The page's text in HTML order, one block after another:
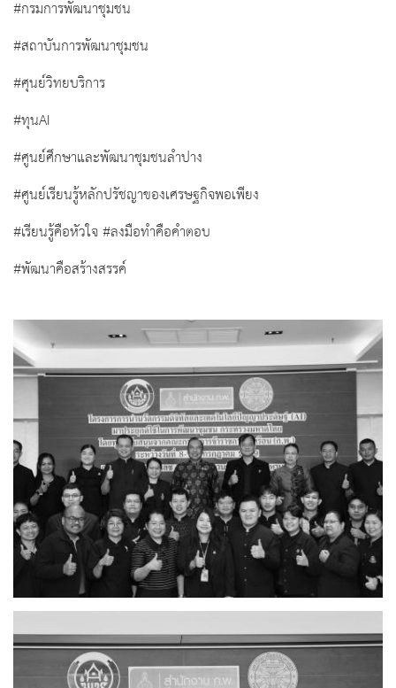
#กรมการพัฒนาชุมชน
#สถาบันการพัฒนาชุมชน
#ศุนย์วิทยบริการ
#ทุนAI
#ศูนย์ศึกษาและพัฒนาชุมชนลำปาง
#ศูนย์เรียนรู้หลักปรัชญาของเศรษฐกิจพอเพียง
#เรียนรู้คือหัวใจ #ลงมือทำคือคำตอบ
#พัฒนาคือสร้างสรรค์